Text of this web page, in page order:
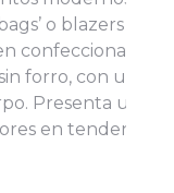
o blazers
confeccionar
forro, con un
Presenta una
en tendencia.